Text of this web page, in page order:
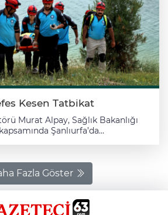
Kesen Tatbikat
Murat Alpay, Sağlık Bakanlığı
Şanlıurfa’da
düzenlenen tatbikatta feribot
Senaryo kapsamında
bulunduğu değerlendirilirken,
kod, 1’i ise yeşil kod olarak
Fazla Göster